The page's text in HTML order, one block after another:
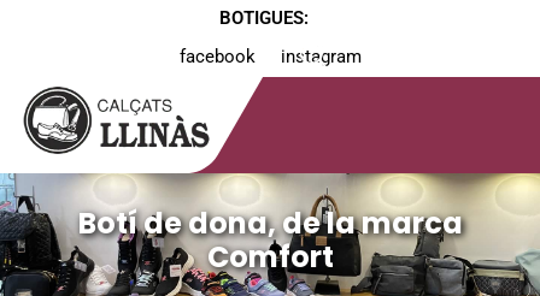
BOTIGUES:
facebook
instagram
Botí de dona, de la marca
Comfort